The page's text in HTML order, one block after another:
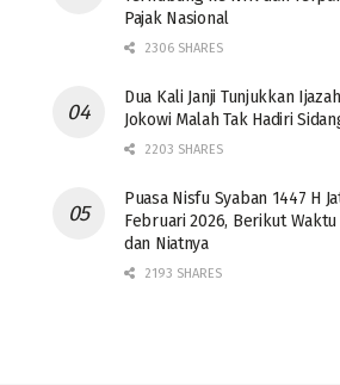
Pajak Nasional
2306 SHARES
Dua Kali Janji Tunjukkan
Jokowi Malah Tak Hadiri
2203 SHARES
Puasa Nisfu Syaban 1447 H
Februari 2026, Berikut
dan Niatnya
2193 SHARES